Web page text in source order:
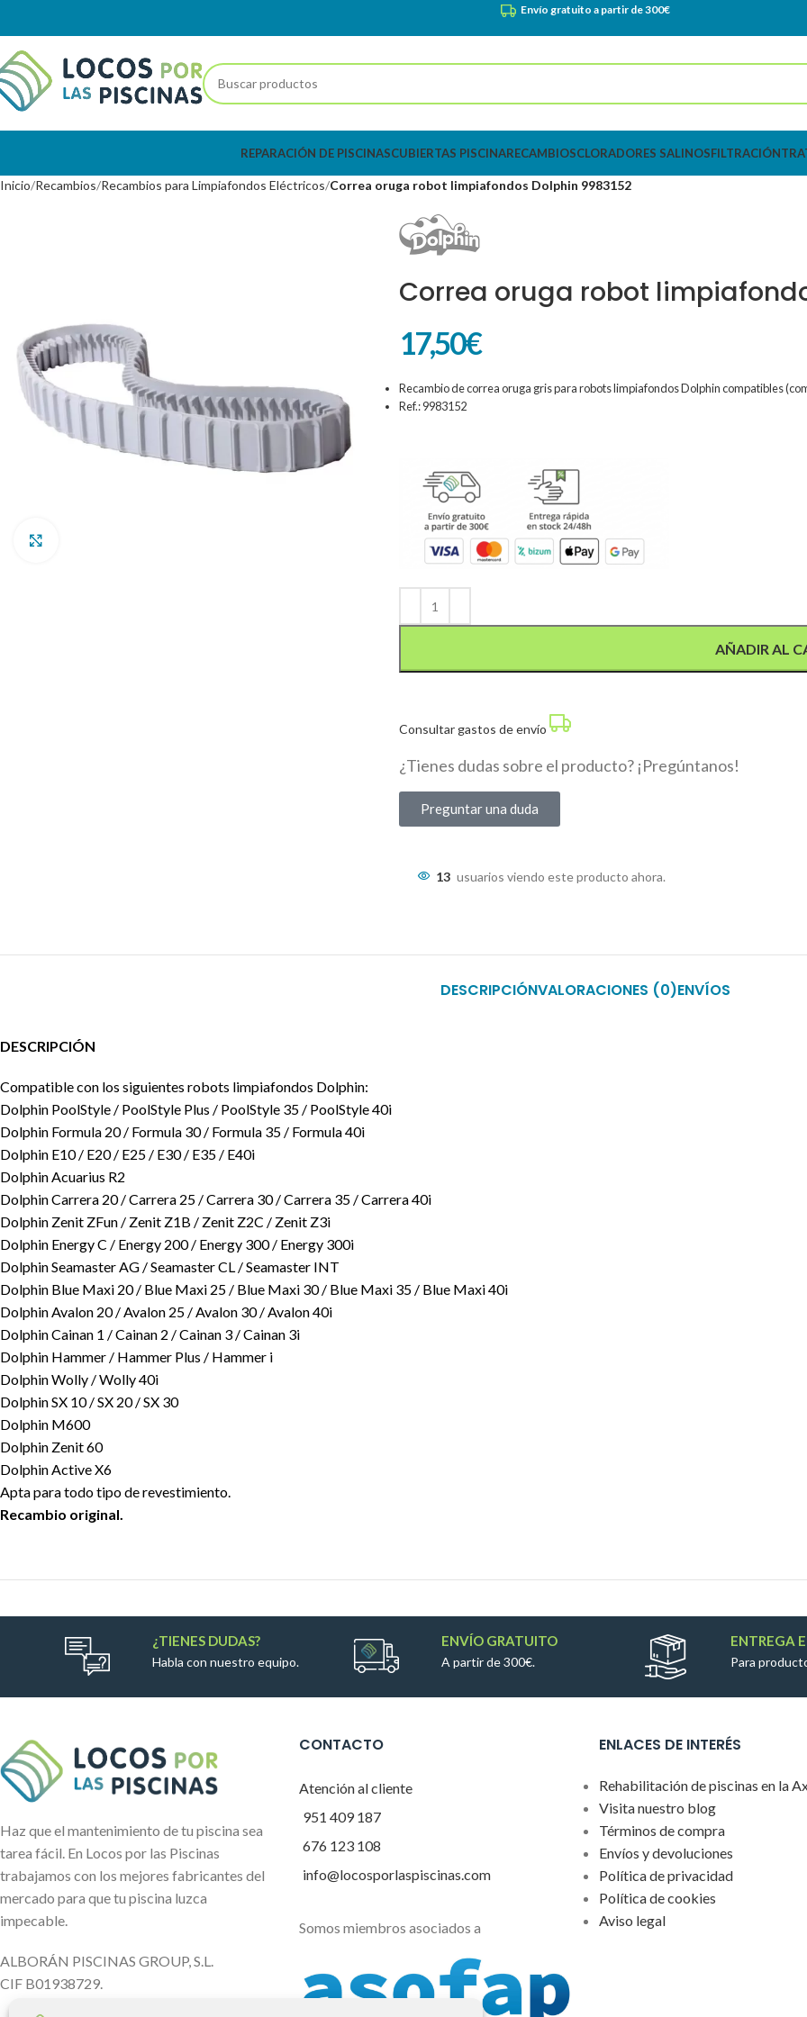
Envío gratuito a partir de 300€
REPARACIÓN DE PISCINASCUBIERTAS PISCINARECAMBIOSCLORADORES SALINOSFILTRACIÓN
Inicio Recambios Recambios para Limpiafondos Eléctricos Correa oruga robot limpiafondos Dolphin 9983152
Correa oruga robot
17,50€
Recambio de correa oruga gris para robots limpiafondos Dolphin compatibles
Ref.: 9983152
AÑADIR AL
Consultar gastos de envío
¿Tienes dudas sobre el producto? ¡Pregúntanos!
Preguntar una duda
13 usuarios viendo este producto ahora.
DESCRIPCIÓNVALORACIONES (0)ENVÍOS
DESCRIPCIÓN
Compatible con los siguientes robots limpiafondos Dolphin:
Dolphin PoolStyle / PoolStyle Plus / PoolStyle 35 / PoolStyle 40i
Dolphin Formula 20 / Formula 30 / Formula 35 / Formula 40i
Dolphin E10 / E20 / E25 / E30 / E35 / E40i
Dolphin Acuarius R2
Dolphin Carrera 20 / Carrera 25 / Carrera 30 / Carrera 35 / Carrera 40i
Dolphin Zenit ZFun / Zenit Z1B / Zenit Z2C / Zenit Z3i
Dolphin Energy C / Energy 200 / Energy 300 / Energy 300i
Dolphin Seamaster AG / Seamaster CL / Seamaster INT
Dolphin Blue Maxi 20 / Blue Maxi 25 / Blue Maxi 30 / Blue Maxi 35 / Blue Maxi 40i
Dolphin Avalon 20 / Avalon 25 / Avalon 30 / Avalon 40i
Dolphin Cainan 1 / Cainan 2 / Cainan 3 / Cainan 3i
Dolphin Hammer / Hammer Plus / Hammer i
Dolphin Wolly / Wolly 40i
Dolphin SX 10 / SX 20 / SX 30
Dolphin M600
Dolphin Zenit 60
Dolphin Active X6
Apta para todo tipo de revestimiento.
Recambio original.
¿TIENES DUDAS?
Habla con nuestro equipo.
ENVÍO GRATUITO
A partir de 300€.
ENTREGA
Para
Haz que el mantenimiento de tu piscina sea
tarea fácil. En Locos por las Piscinas
trabajamos con los mejores fabricantes del
mercado para que tu piscina luzca
impecable.
ALBORÁN PISCINAS GROUP, S.L.
CIF B01938729.
CONTACTO
Atención al cliente
951 409 187
676 123 108
info@locosporlaspiscinas.com
Somos miembros asociados a
ENLACES DE INTERÉS
Rehabilitación de piscinas en la
Visita nuestro blog
Términos de compra
Envíos y devoluciones
Política de privacidad
Política de cookies
Aviso legal